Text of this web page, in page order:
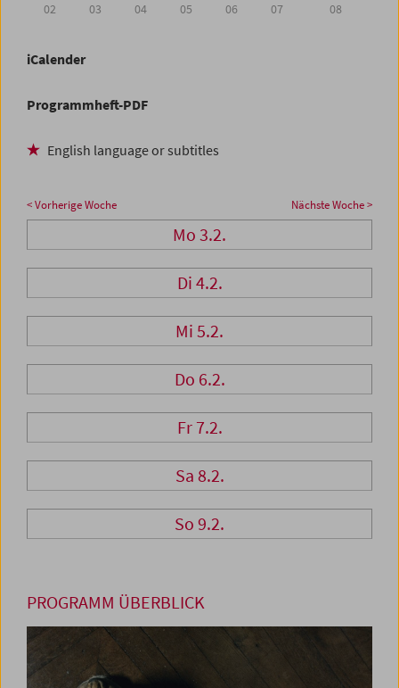
02
03 04 05 06 07 08
iCalender
Programmheft-PDF
English language or subtitles
< Vorherige Woche Nächste Woche >
Mo 3.2.
Di 4.2.
Mi 5.2.
Do 6.2.
Fr 7.2.
Sa 8.2.
So 9.2.
PROGRAMM ÜBERBLICK